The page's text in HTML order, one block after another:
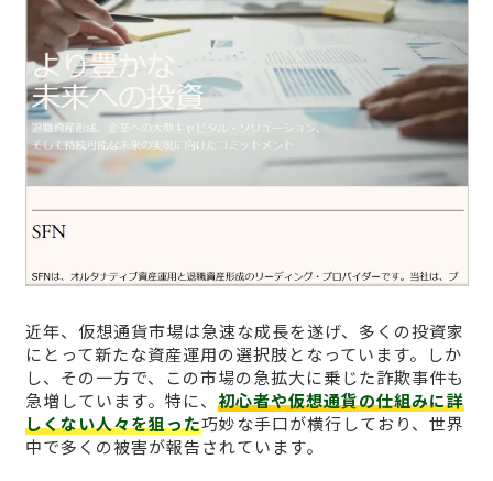
近年、仮想通貨市場は急速な成長を遂げ、多くの投資家
にとって新たな資産運用の選択肢となっています。しか
し、その一方で、この市場の急拡大に乗じた詐欺事件も
急増しています。特に、 初心者や仮想通貨の仕組みに詳
しくない人々を狙った巧妙な手口が横行しており、世界
中で多くの被害が報告されています。